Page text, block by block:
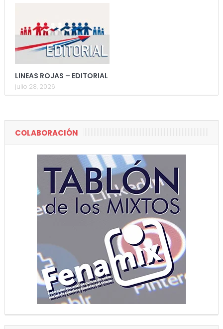
LINEAS ROJAS – EDITORIAL
julio 28, 2026
COLABORACIÓN